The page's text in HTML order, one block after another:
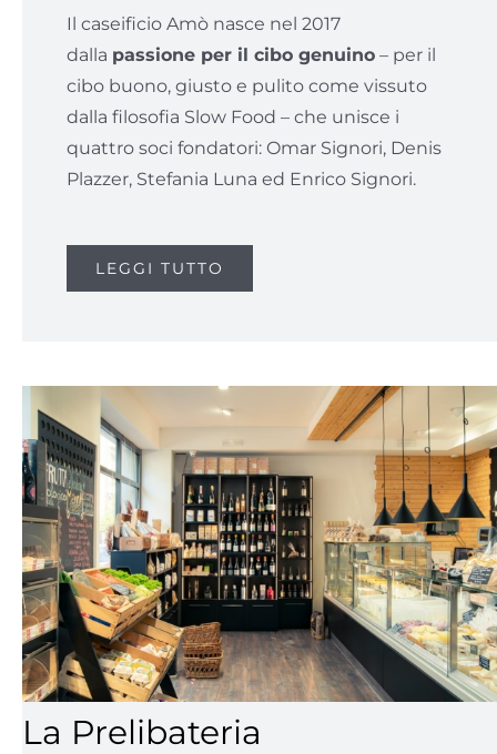
Il caseificio Amò nasce nel 2017
dalla passione per il cibo genuino – per il
cibo buono, giusto e pulito come vissuto
dalla filosofia Slow Food – che unisce i
quattro soci fondatori: Omar Signori, Denis
Plazzer, Stefania Luna ed Enrico Signori.
LEGGI TUTTO
La Prelibateria